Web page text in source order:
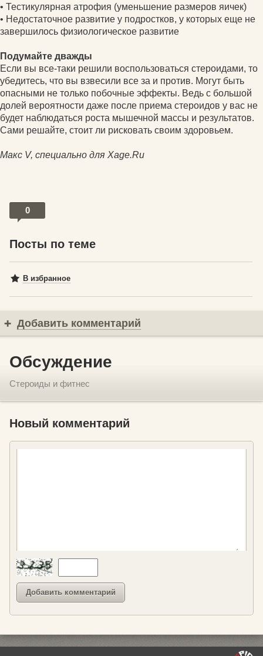
• Тестикулярная атрофия (уменьшение размеров яичек)
• Недостаточное развитие у подростков, у которых еще не
завершилось физиологическое развитие
Подумайте дважды
Если вы все-таки решили воспользоваться стероидами, то
убедитесь, что вы взвесили все за и против. Могут быть
опасными не только побочные эффекты. Ведь с большой
долей вероятности даже после приема стероидов у вас не
будет наблюдаться роста мышечной массы и результатов.
Сами решайте, стоит ли рисковать своим здоровьем.
Макс V, специально для Xage.Ru
0
Посты по теме
В избранное
Добавить комментарий
Обсуждение
Стероиды и фитнес
Новый комментарий